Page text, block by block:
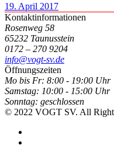
19. April 2017
Kontaktinformationen
Rosenweg 58
65232 Taunusstein
0172 – 270 9204
info@vogt-sv.de
Öffnungszeiten
Mo bis Fr: 8:00 - 19:00 Uhr
Samstag: 10:00 - 15:00 Uhr
Sonntag: geschlossen
© 2022 VOGT SV. All